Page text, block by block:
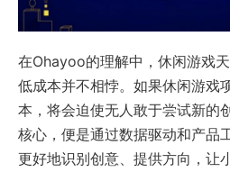
在Ohayoo的理解中，休闲游戏
低成本并不相悖。如果休闲游戏
本，将会迫使无人敢于尝试新的
核心，便是通过数据驱动和产品
更好地识别创意、提供方向，让